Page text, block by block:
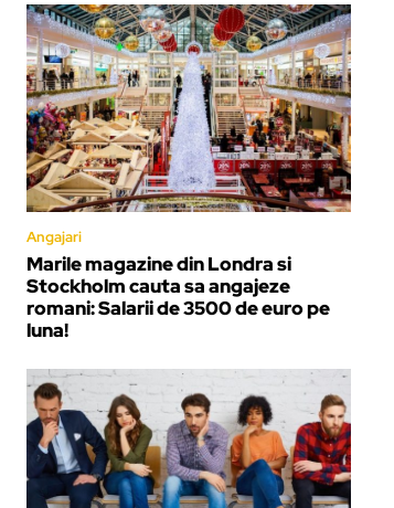
Angajari
Marile magazine din Londra si
Stockholm cauta sa angajeze
romani: Salarii de 3500 de euro pe
luna!